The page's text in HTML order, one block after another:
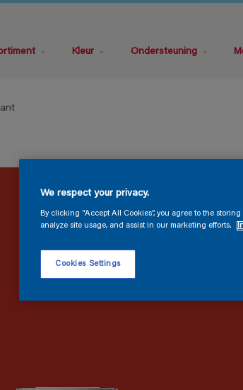
Kleur Ondersteuning
We respect your privacy.
By clicking “Accept All Cookies”, you agree to the
analyze site usage, and assist in our marketing efforts.
Cookies Settings